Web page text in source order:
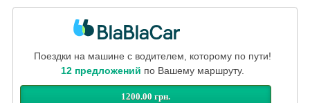
Поездки на машине с водителем, которому по пути!
12 предложений по Вашему маршруту.
1200.00 грн.